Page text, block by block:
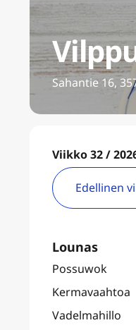
Sahantie 16,
Viikko 32 /
Edellinen
Lounas
Possuwok
Kermavaahtoa
Vadelmahillo